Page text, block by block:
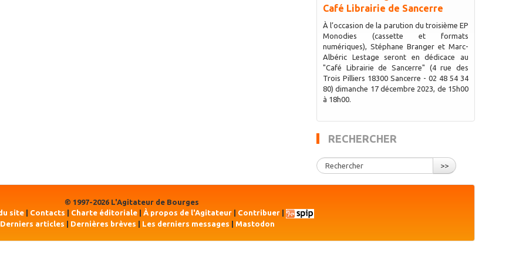
Café Librairie de Sancerre
À l’occasion de la parution du troisième EP
Monodies (cassette et formats
numériques), Stéphane Branger et Marc-
Albéric Lestage seront en dédicace au
"Café Librairie de Sancerre" (4 rue des
Trois Pilliers 18300 Sancerre - 02 48 54 34
80) dimanche 17 décembre 2023, de 15h00
à 18h00.
RECHERCHER
>>
© 1997-2026 L'Agitateur de Bourges
site Contacts Charte éditoriale À propos de l'Agitateur Contribuer
Derniers articles | Dernières brèves | Les derniers messages | Mastodon